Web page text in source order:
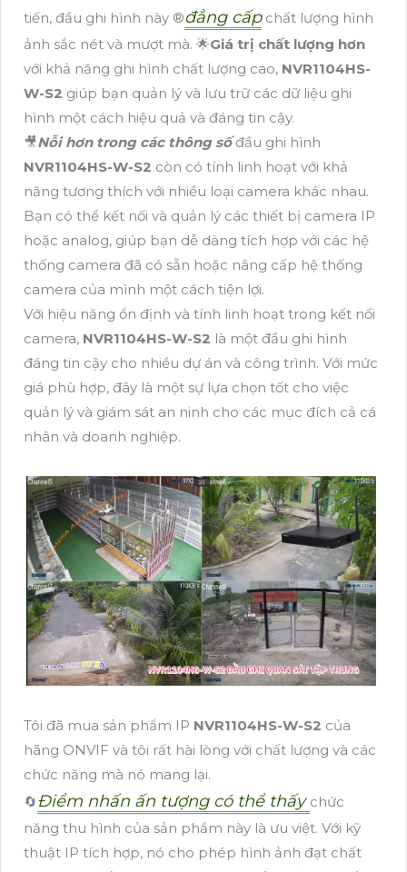
tiến, đầu ghi hình này ®️đẳng cấpchất lượng hình
ảnh sắc nét và mượt mà. 🌟Giá trị chất lượng hơn
với khả năng ghi hình chất lượng cao, NVR1104HS-
W-S2 giúp bạn quản lý và lưu trữ các dữ liệu ghi
hình một cách hiệu quả và đáng tin cậy.
🎥Nỗi hơn trong các thông sốđầu ghi hình
NVR1104HS-W-S2 còn có tính linh hoạt với khả
năng tương thích với nhiều loại camera khác nhau.
Bạn có thể kết nối và quản lý các thiết bị camera IP
hoặc analog, giúp bạn dễ dàng tích hợp với các hệ
thống camera đã có sẵn hoặc nâng cấp hệ thống
camera của mình một cách tiện lợi.
Với hiệu năng ổn định và tính linh hoạt trong kết nối
camera, NVR1104HS-W-S2 là một đầu ghi hình
đáng tin cậy cho nhiều dự án và công trình. Với mức
giá phù hợp, đây là một sự lựa chọn tốt cho việc
quản lý và giám sát an ninh cho các mục đích cả cá
nhân và doanh nghiệp.
Tôi đã mua sản phẩm IP NVR1104HS-W-S2 của
hãng ONVIF và tôi rất hài lòng với chất lượng và các
chức năng mà nó mang lại.
🔄Điểm nhấn ấn tượng có thể thấy chức
năng thu hình của sản phẩm này là ưu việt. Với kỹ
thuật IP tích hợp, nó cho phép hình ảnh đạt chất